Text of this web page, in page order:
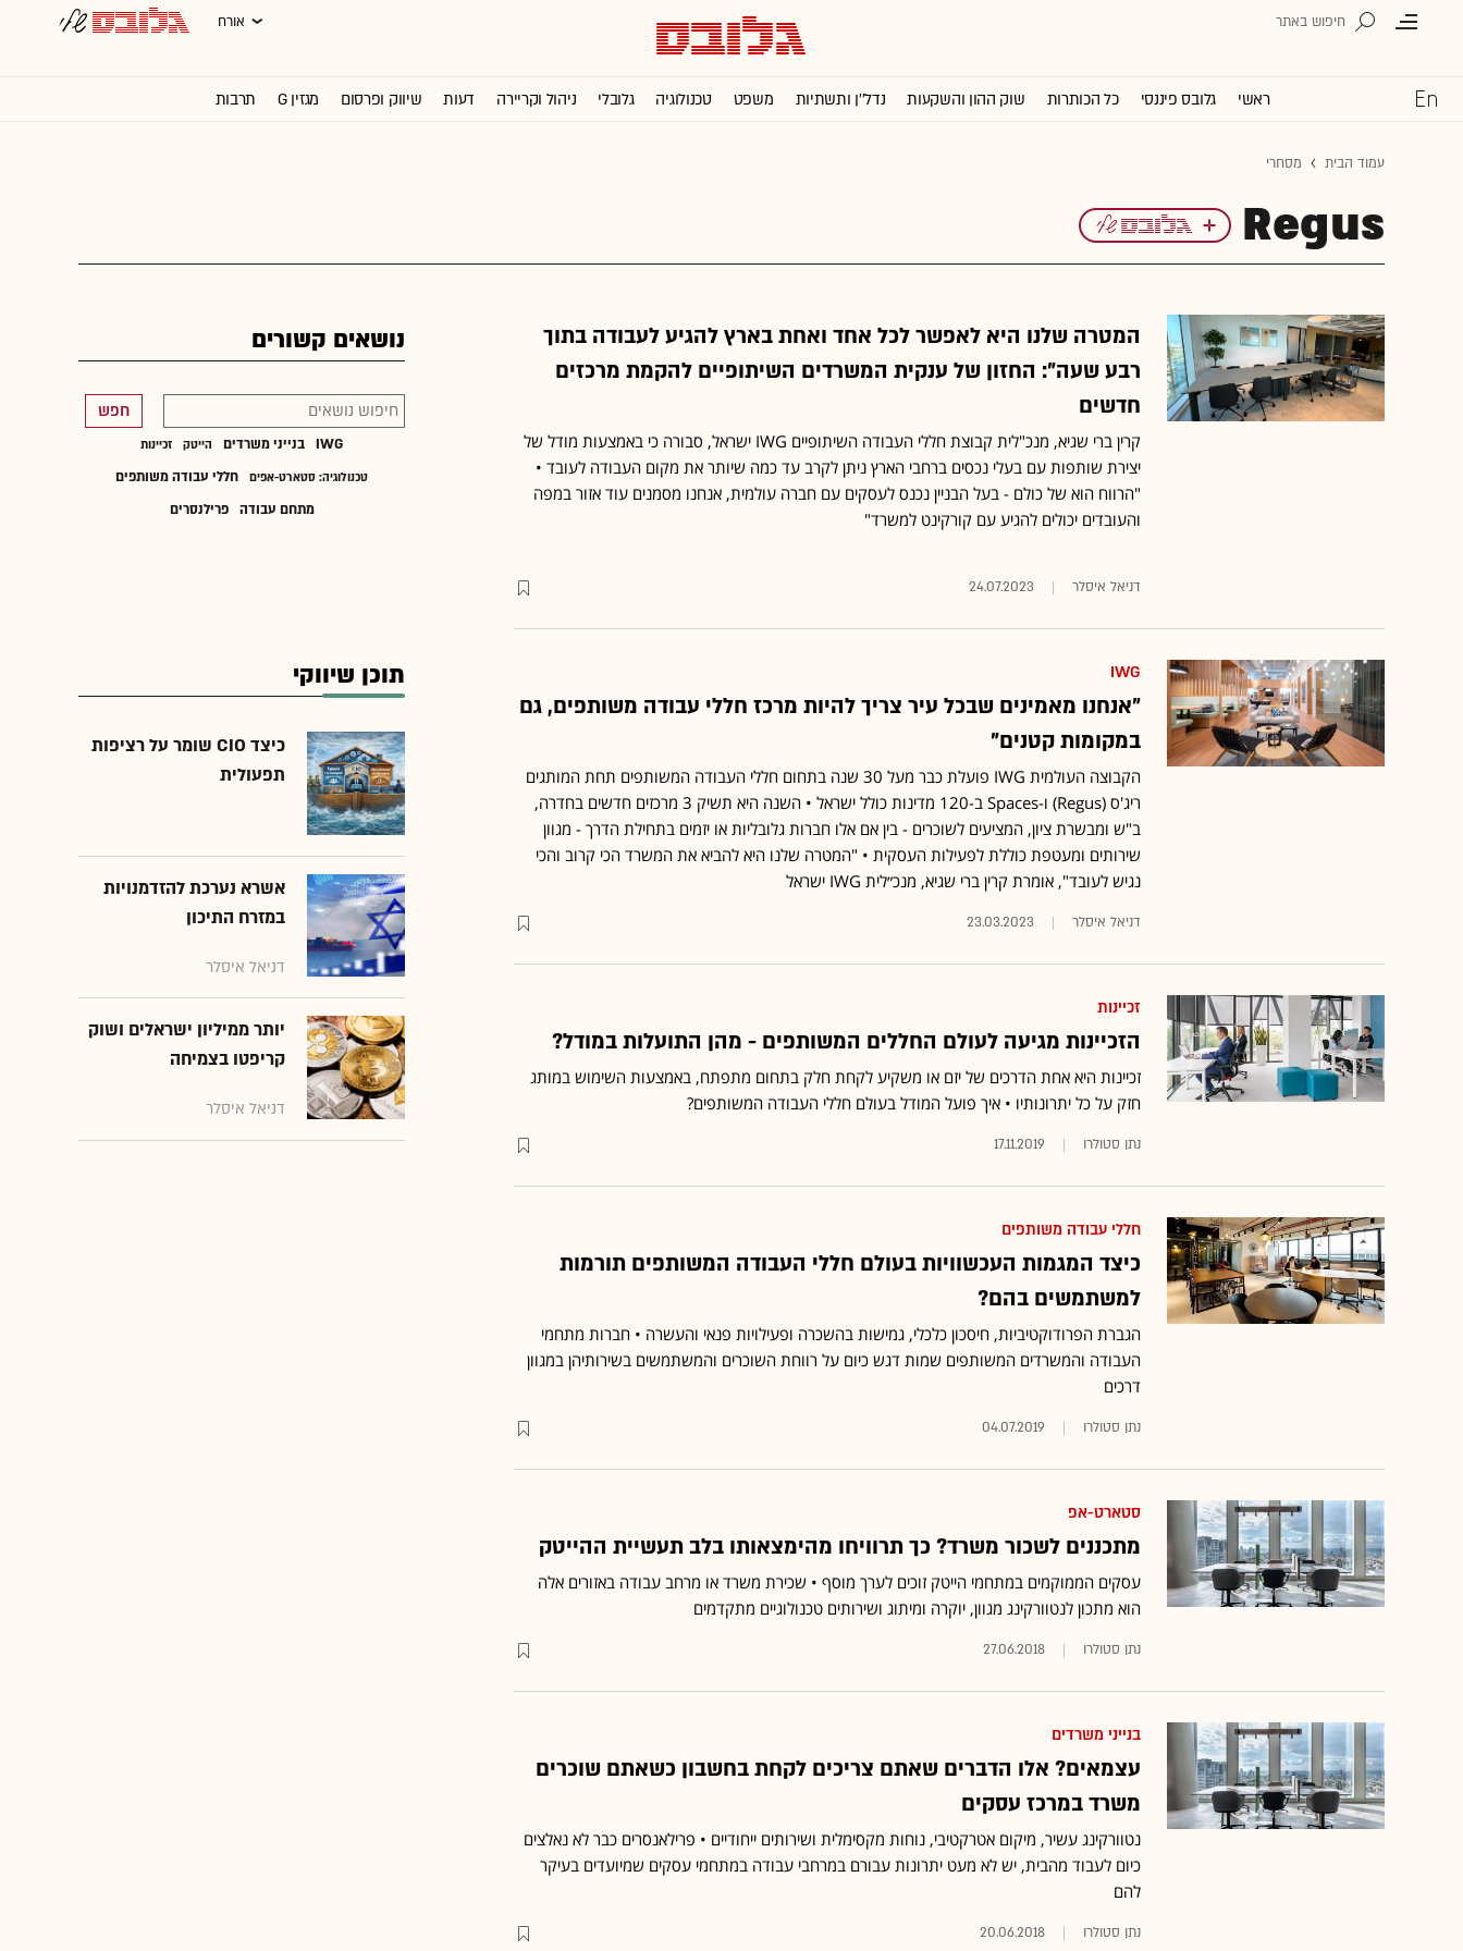
אורח
ראשי גלובס פיננסי כל הכותרות שוק ההון והשקעות נדל''ן ותשתיות משפט טכנולוגיה גלובלי ניהול וקריירה דעות שיווק ופרסום מגזין G תרבות
עמוד הבית מסחרי
Regus
המטרה שלנו היא לאפשר לכל אחד ואחת בארץ להגיע לעבודה בתוך
רבע שעה": החזון של ענקית המשרדים השיתופיים להקמת מרכזים
חדשים
קרין ברי שגיא, מנכ"לית קבוצת חללי העבודה השיתופיים IWG ישראל, סבורה כי באמצעות מודל של
יצירת שותפות עם בעלי נכסים ברחבי הארץ ניתן לקרב עד כמה שיותר את מקום העבודה לעובד •
"הרווח הוא של כולם - בעל הבניין נכנס לעסקים עם חברה עולמית, אנחנו מסמנים עוד אזור במפה
והעובדים יכולים להגיע עם קורקינט למשרד"
דניאל איסלר 24.07.2023
IWG
"אנחנו מאמינים שבכל עיר צריך להיות מרכז חללי עבודה משותפים, גם
במקומות קטנים"
הקבוצה העולמית IWG פועלת כבר מעל 30 שנה בתחום חללי העבודה המשותפים תחת המותגים
ריג'ס (Regus) ו-Spaces ב-120 מדינות כולל ישראל • השנה היא תשיק 3 מרכזים חדשים בחדרה,
ב"ש ומבשרת ציון, המציעים לשוכרים - בין אם אלו חברות גלובליות או יזמים בתחילת הדרך - מגוון
שירותים ומעטפת כוללת לפעילות העסקית • "המטרה שלנו היא להביא את המשרד הכי קרוב והכי
נגיש לעובד", אומרת קרין ברי שגיא, מנכ״לית IWG ישראל
דניאל איסלר 23.03.2023
זכיינות
הזכיינות מגיעה לעולם החללים המשותפים - מהן התועלות במודל?
זכיינות היא אחת הדרכים של יזם או משקיע לקחת חלק בתחום מתפתח, באמצעות השימוש במותג
חזק על כל יתרונותיו • איך פועל המודל בעולם חללי העבודה המשותפים?
נתן סטולרו 17.11.2019
חללי עבודה משותפים
כיצד המגמות העכשוויות בעולם חללי העבודה המשותפים תורמות
למשתמשים בהם?
הגברת הפרודוקטיביות, חיסכון כלכלי, גמישות בהשכרה ופעילויות פנאי והעשרה • חברות מתחמי
העבודה והמשרדים המשותפים שמות דגש כיום על רווחת השוכרים והמשתמשים בשירותיהן במגוון
דרכים
נתן סטולרו 04.07.2019
סטארט-אפ
מתכננים לשכור משרד? כך תרוויחו מהימצאותו בלב תעשיית ההייטק
עסקים הממוקמים במתחמי הייטק זוכים לערך מוסף • שכירת משרד או מרחב עבודה באזורים אלה
הוא מתכון לנטוורקינג מגוון, יוקרה ומיתוג ושירותים טכנולוגיים מתקדמים
נתן סטולרו 27.06.2018
בנייני משרדים
עצמאים? אלו הדברים שאתם צריכים לקחת בחשבון כשאתם שוכרים
משרד במרכז עסקים
נטוורקינג עשיר, מיקום אטרקטיבי, נוחות מקסימלית ושירותים ייחודיים • פרילאנסרים כבר לא נאלצים
כיום לעבוד מהבית, יש לא מעט יתרונות עבורם במרחבי עבודה במתחמי עסקים שמיועדים בעיקר
להם
נתן סטולרו 20.06.2018
נושאים קשורים
חפש
IWG בנייני משרדים הייטק זכיינות
טכנולוגיה: סטארט-אפים
חללי עבודה משותפים
מתחם עבודה
פרילנסרים
תוכן שיווקי
כיצד CIO שומר על רציפות
תפעולית
אשרא נערכת להזדמנויות
במזרח התיכון
דניאל איסלר
יותר ממיליון ישראלים ושוק
קריפטו בצמיחה
דניאל איסלר